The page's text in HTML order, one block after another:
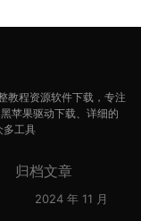
程资源软件下载，专注
苹果驱动下载、详细的
多工具
归档文章
2024 年 11 月